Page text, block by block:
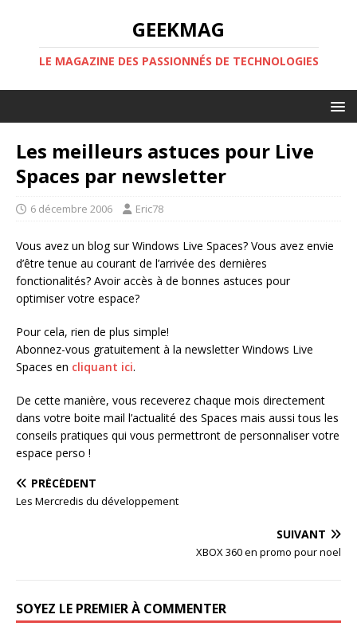
GEEKMAG
LE MAGAZINE DES PASSIONNÉS DE TECHNOLOGIES
Les meilleurs astuces pour Live
Spaces par newsletter
6 décembre 2006 Eric78
Vous avez un blog sur Windows Live Spaces? Vous avez envie
d’être tenue au courant de l’arrivée des dernières
fonctionalités? Avoir accès à de bonnes astuces pour
optimiser votre espace?
Pour cela, rien de plus simple!
Abonnez-vous gratuitement à la newsletter Windows Live
Spaces en cliquant ici.
De cette manière, vous receverez chaque mois directement
dans votre boite mail l’actualité des Spaces mais aussi tous les
conseils pratiques qui vous permettront de personnaliser votre
espace perso !
PRÉCÉDENT
Les Mercredis du développement
SUIVANT
XBOX 360 en promo pour noel
SOYEZ LE PREMIER À COMMENTER